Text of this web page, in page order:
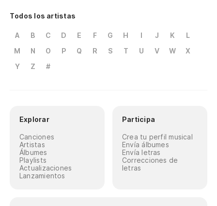
Todos los artistas
A B C D E F G H I J K
L
M
N O P Q R S T U V W
X
Y
Z #
Explorar
Canciones
Artistas
Álbumes
Playlists
Actualizaciones
Lanzamientos
Participa
Crea tu perfil musical
Envía álbumes
Envía letras
Correcciones de
letras